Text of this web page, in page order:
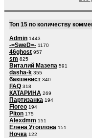
Топ 15 по количеству
Admin 1443
-=SweD=- 1170
46ghost 957
sm 825
Виталий Мазепа 591
dasha-k 355
бакшевист 340
FAQ 318
КАТАРИНА 269
Партизанка 194
Floreo 194
Piton 175
Alexdmm 151
Елена Утоплова 151
Ночка 122